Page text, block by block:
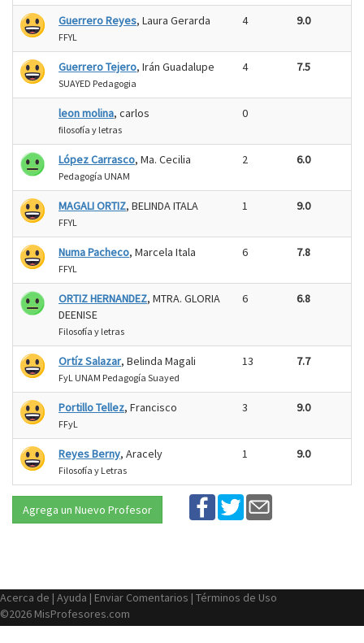
Guerrero Reyes, Laura Gerarda
FFYL
4 9.0
Guerrero Tejero, Irán Guadalupe
SUAYED Pedagogia
4 7.5
leon molina, carlos
filosofía y letras
0
López Carrasco, Ma. Cecilia
Pedagogía UNAM
2 6.0
MAGALI ORTIZ, BELINDA ITALA
FFYL
1 9.0
Numa Pacheco, Marcela Itala
FFYL
6 7.8
ORTIZ HERNANDEZ, MTRA. GLORIA
DEENISE
Filosofía y letras
6 6.8
Ortíz Salazar, Belinda Magali
FyL UNAM Pedagogía Suayed
13 7.7
Portillo Tellez, Francisco
FFyL
3 9.0
Reyes Berny, Aracely
Filosofía y Letras
1 9.0
Agrega un Nuevo Profesor
Acerca de | Ayuda | Enviar Comentarios | Términos de Uso
©2026 MisProfesores.com